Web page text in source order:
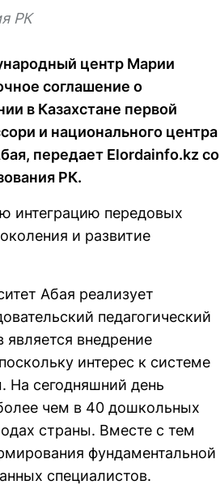
РК
центр Марии
соглашение о
в Казахстане первой
и национального центра
передает Elordainfo.kz со
РК.
интеграцию передовых
и развитие
Абая реализует
педагогический
внедрение
интерес к системе
На сегодняшний день
чем в 40 дошкольных
страны. Вместе с тем
фундаментальной
специалистов.